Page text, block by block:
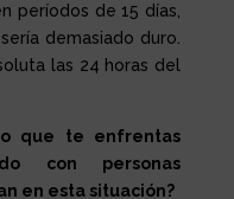
períodos de 15 días,
demasiado duro.
las 24 horas del
que te enfrentas
con personas
en esta situación?